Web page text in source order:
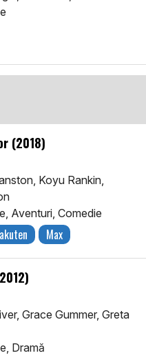
(2018)
Koyu Rankin,
Aventuri, Comedie
Max
Grace Gummer, Greta
Dramă